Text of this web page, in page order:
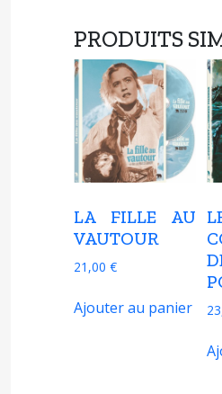
PRODUITS
LA FILLE AU
VAUTOUR
21,00 €
Ajouter au panier